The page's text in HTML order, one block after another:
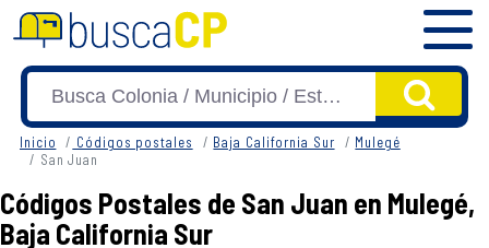
Inicio Códigos postales Baja California Sur
Mulegé
San Juan
Códigos Postales de San Juan en Mulegé,
Baja California Sur